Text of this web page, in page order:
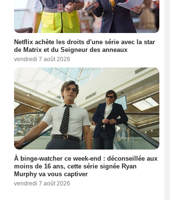
Netflix achète les droits d'une série avec la star
de Matrix et du Seigneur des anneaux
vendredi 7 août 2026
À binge-watcher ce week-end : déconseillée aux
moins de 16 ans, cette série signée Ryan
Murphy va vous captiver
vendredi 7 août 2026